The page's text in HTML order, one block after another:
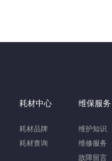
耗材中心
耗材品牌
耗材查询
维保服务
维护知识
维修服务
故障留言